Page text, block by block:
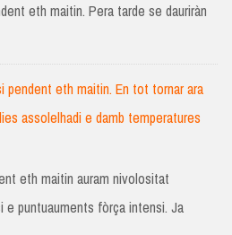
eth maitin. Pera tarde se dauriràn
pendent eth maitin. En tot tornar ara
assolelhadi e damb temperatures
eth maitin auram nivolositat
e puntuauments fòrça intensi. Ja